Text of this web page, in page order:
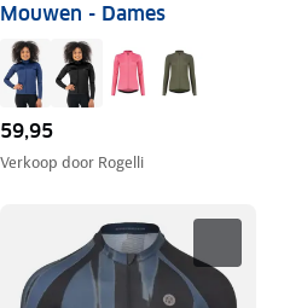
Mouwen - Dames
59,95
Verkoop door Rogelli